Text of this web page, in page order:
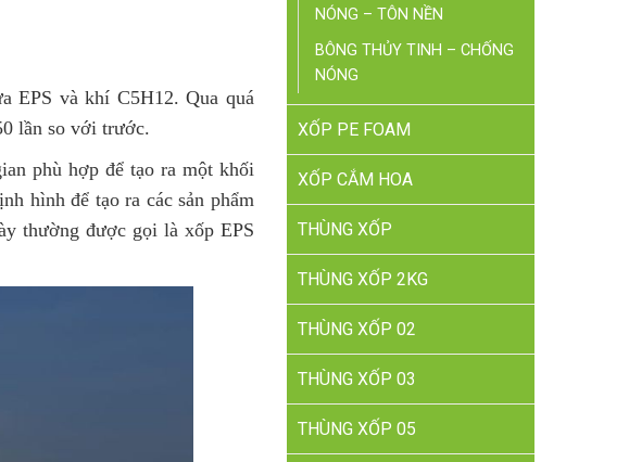
EPS và khí C5H12. Qua quá
lần so với trước.
phù hợp để tạo ra một khối
hình để tạo ra các sản phẩm
thường được gọi là xốp EPS
NÓNG – TÔN NỀN
BÔNG THỦY TINH – CHỐNG
NÓNG
XỐP PE FOAM
XỐP CẮM HOA
THÙNG XỐP
THÙNG XỐP 2KG
THÙNG XỐP 02
THÙNG XỐP 03
THÙNG XỐP 05